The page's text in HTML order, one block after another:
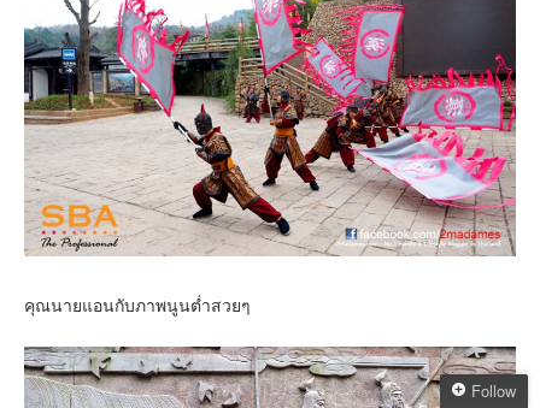
คุณนายแอนกับภาพนูนต่ำสวยๆ
Follow